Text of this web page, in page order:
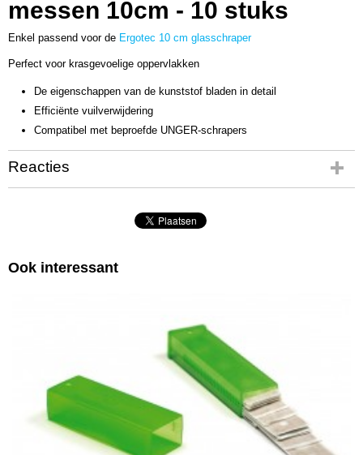
messen 10cm - 10 stuks
Enkel passend voor de Ergotec 10 cm glasschraper
Perfect voor krasgevoelige oppervlakken
De eigenschappen van de kunststof bladen in detail
Efficiënte vuilverwijdering
Compatibel met beproefde UNGER-schrapers
Reacties
Ook interessant